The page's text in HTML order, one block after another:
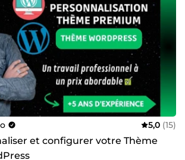
5,0 (15)
et configurer votre Thème